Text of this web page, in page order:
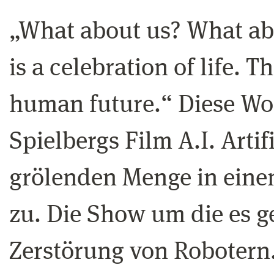
„What about us? What
is a celebration of life.
human future.“ Diese
Spielbergs Film A.I.
grölenden Menge in
zu. Die Show um die es
Zerstörung von